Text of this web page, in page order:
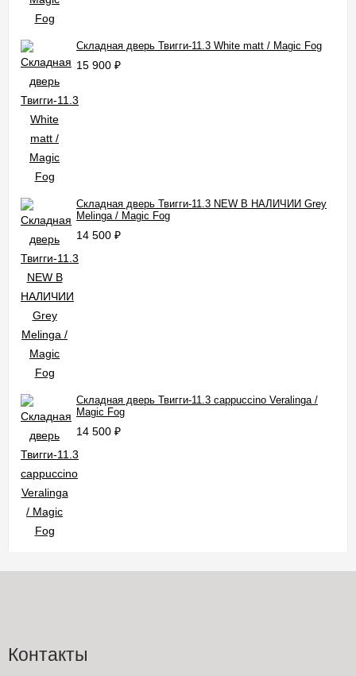
Складная дверь Твигги-11.3 White matt / Magic Fog
15 900 ₽
Складная дверь Твигги-11.3 NEW В НАЛИЧИИ Grey
Melinga / Magic Fog
14 500 ₽
Складная дверь Твигги-11.3 cappuccino Veralinga /
Magic Fog
14 500 ₽
Контакты